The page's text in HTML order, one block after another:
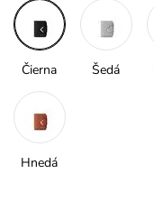
Čierna Šedá
Hnedá